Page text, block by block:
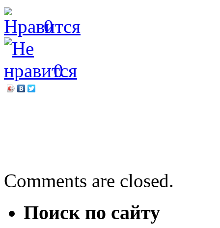
0
0
Comments are closed.
Поиск по сайту